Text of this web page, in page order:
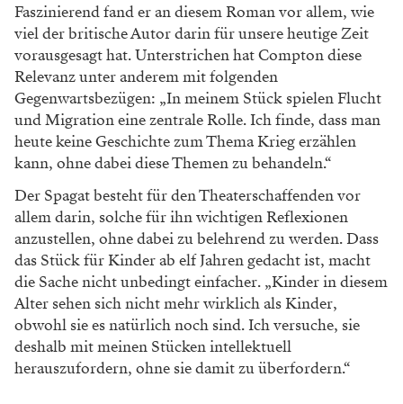
Faszinierend fand er an diesem Roman vor allem, wie
viel der britische Autor darin für unsere heutige Zeit
vorausgesagt hat. Unterstrichen hat Compton diese
Relevanz unter anderem mit folgenden
Gegenwartsbezügen: „In meinem Stück spielen Flucht
und Migration eine zentrale Rolle. Ich finde, dass man
heute keine Geschichte zum Thema Krieg erzählen
kann, ohne dabei diese Themen zu behandeln.“
Der Spagat besteht für den Theaterschaffenden vor
allem darin, solche für ihn wichtigen Reflexionen
anzustellen, ohne dabei zu belehrend zu werden. Dass
das Stück für Kinder ab elf Jahren gedacht ist, macht
die Sache nicht unbedingt einfacher. „Kinder in diesem
Alter sehen sich nicht mehr wirklich als Kinder,
obwohl sie es natürlich noch sind. Ich versuche, sie
deshalb mit meinen Stücken intellektuell
herauszufordern, ohne sie damit zu überfordern.“